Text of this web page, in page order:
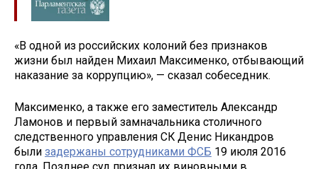
«В одной из российских колоний без признаков
жизни был найден Михаил Максименко, отбывающий
наказание за коррупцию», — сказал собеседник.
Максименко, а также его заместитель Александр
Ламонов и первый замначальника столичного
следственного управления СК Денис Никандров
были задержаны сотрудниками ФСБ 19 июля 2016
года. Позднее суд признал их виновными в